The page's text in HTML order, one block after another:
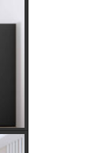
Daya
Listrik